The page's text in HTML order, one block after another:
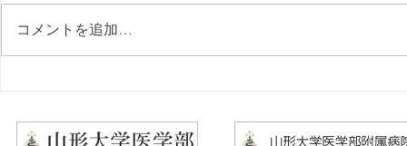
ご案内
案内
コメントを追加…